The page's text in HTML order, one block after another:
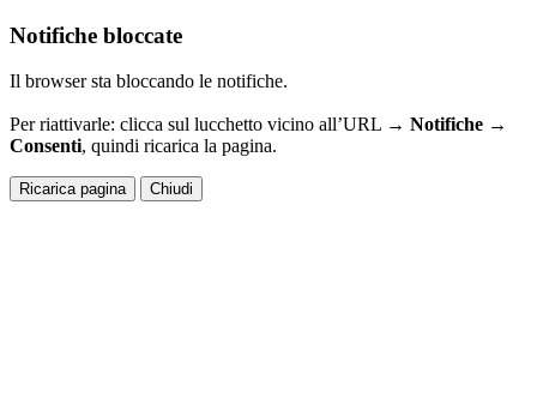
Notifiche bloccate
Il browser sta bloccando le notifiche.
Per riattivarle: clicca sul lucchetto vicino all’URL → Notifiche →
Consenti, quindi ricarica la pagina.
Ricarica pagina Chiudi